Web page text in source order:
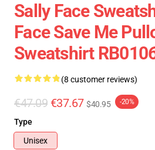
Sally Face
Face Save Me
Sweatshirt
(8 customer reviews)
€47.09 €37.67 $40.95 -20%
Type
Unisex